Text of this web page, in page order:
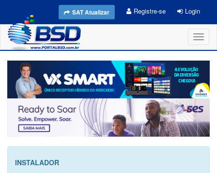
SAT Atualizar Registre-se Login
INSTALADOR